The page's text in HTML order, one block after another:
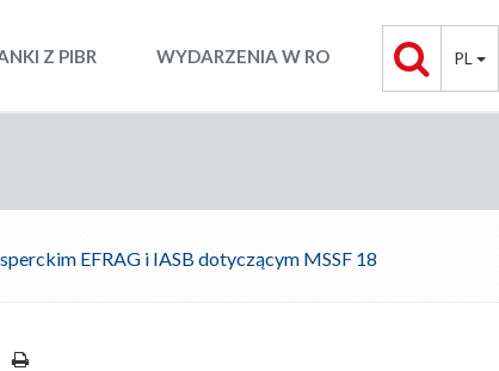
PL
Z PIBR WYDARZENIA W RO
EFRAG i IASB dotyczącym MSSF 18